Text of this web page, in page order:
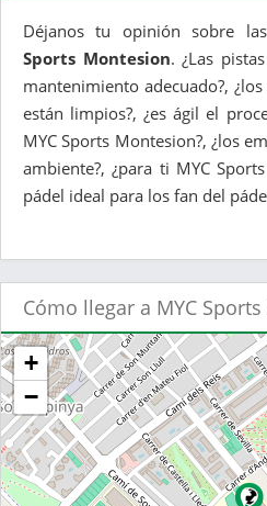
Déjanos tu opinión sobre las
Sports Montesion. ¿Las
mantenimiento adecuado?,
están limpios?, ¿es ágil el
MYC Sports Montesion?, ¿los
ambiente?, ¿para ti MYC
pádel ideal para los fan del
Cómo llegar a MYC
+
−